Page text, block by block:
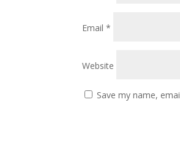
Email*
Website
Save my name,